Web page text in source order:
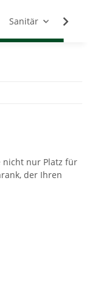
Sanitär
nicht nur Platz für
der Ihren